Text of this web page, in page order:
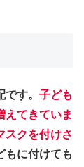
す。 子ども
えてきていま
スクを付けさ
もに付けても